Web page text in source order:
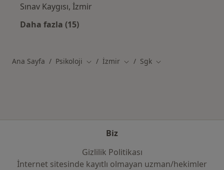
Sınav Kaygısı, İzmir
Daha fazla (15)
Ana Sayfa Psikoloji Şehir değiştir
İzmir Şehir değiştir
Sgk Şehir değiştir
Biz
Gizlilik Politikası
İnternet sitesinde kayıtlı olmayan uzman/hekimler